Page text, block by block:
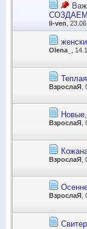
li-ven ,
Olena_ ,
ВзрослаЯ
ВзрослаЯ
ВзрослаЯ
ВзрослаЯ